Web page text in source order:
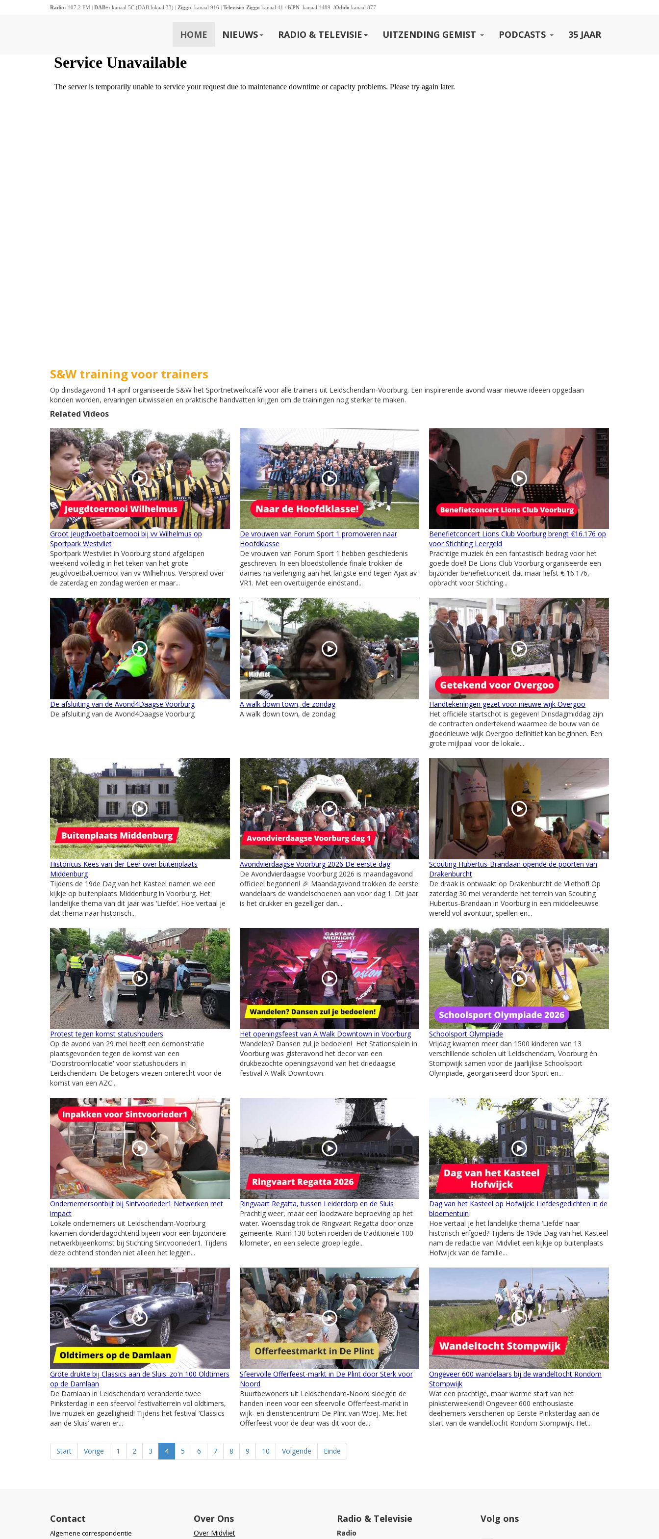
Radio: 107.2 FM | DAB+: kanaal 5C (DAB lokaal 33) | Ziggo kanaal 916 | Televisie: Ziggo kanaal 41 / KPN kanaal 1489 /Odido kanaal 877
HOME NIEUWS RADIO & TELEVISIE UITZENDING GEMIST PODCASTS 35 JAAR
S&W training voor trainers
Op dinsdagavond 14 april organiseerde S&W het Sportnetwerkcafé voor alle trainers uit Leidschendam‑Voorburg. Een inspirerende avond waar nieuwe ideeën opgedaan
konden worden, ervaringen uitwisselen en praktische handvatten krijgen om de trainingen nog sterker te maken.
Related Videos
Groot Jeugdvoetbaltoernooi bij vv Wilhelmus op
Sportpark Westvliet
Sportpark Westvliet in Voorburg stond afgelopen
weekend volledig in het teken van het grote
jeugdvoetbaltoernooi van vv Wilhelmus. Verspreid over
de zaterdag en zondag werden er maar...
De vrouwen van Forum Sport 1 promoveren naar
Hoofdklasse
De vrouwen van Forum Sport 1 hebben geschiedenis
geschreven. In een bloedstollende finale trokken de
dames na verlenging aan het langste eind tegen Ajax av
VR1. Met een overtuigende eindstand...
Benefietconcert Lions Club Voorburg brengt €16.176 op
voor Stichting Leergeld
Prachtige muziek én een fantastisch bedrag voor het
goede doel! De Lions Club Voorburg organiseerde een
bijzonder benefietconcert dat maar liefst € 16.176,-
opbracht voor Stichting...
De afsluiting van de Avond4Daagse Voorburg
De afsluiting van de Avond4Daagse Voorburg
A walk down town, de zondag
A walk down town, de zondag
Handtekeningen gezet voor nieuwe wijk Overgoo
Het officiële startschot is gegeven! Dinsdagmiddag zijn
de contracten ondertekend waarmee de bouw van de
gloednieuwe wijk Overgoo definitief kan beginnen. Een
grote mijlpaal voor de lokale...
Historicus Kees van der Leer over buitenplaats
Middenburg
Tijdens de 19de Dag van het Kasteel namen we een
kijkje op buitenplaats Middenburg in Voorburg. Het
landelijke thema van dit jaar was ‘Liefde’. Hoe vertaal je
dat thema naar historisch...
Avondvierdaagse Voorburg 2026 De eerste dag
De Avondvierdaagse Voorburg 2026 is maandagavond
officieel begonnen! 🎉 Maandagavond trokken de eerste
wandelaars de wandelschoenen aan voor dag 1. Dit jaar
is het drukker en gezelliger dan...
Scouting Hubertus-Brandaan opende de poorten van
Drakenburcht
De draak is ontwaakt op Drakenburcht de Vliethof! Op
zaterdag 30 mei veranderde het terrein van Scouting
Hubertus-Brandaan in Voorburg in een middeleeuwse
wereld vol avontuur, spellen en...
Protest tegen komst statushouders
Op de avond van 29 mei heeft een demonstratie
plaatsgevonden tegen de komst van een
'Doorstroomlocatie' voor statushouders in
Leidschendam. De betogers vrezen onterecht voor de
komst van een AZC...
Het openingsfeest van A Walk Downtown in Voorburg
Wandelen? Dansen zul je bedoelen! Het Stationsplein in
Voorburg was gisteravond het decor van een
drukbezochte openingsavond van het driedaagse
festival A Walk Downtown.
Schoolsport Olympiade
Vrijdag kwamen meer dan 1500 kinderen van 13
verschillende scholen uit Leidschendam, Voorburg én
Stompwijk samen voor de jaarlijkse Schoolsport
Olympiade, georganiseerd door Sport en...
Ondernemersontbijt bij Sintvoorieder1 Netwerken met
impact
Lokale ondernemers uit Leidschendam-Voorburg
kwamen donderdagochtend bijeen voor een bijzondere
netwerkbijeenkomst bij Stichting Sintvoorieder1. Tijdens
deze ochtend stonden niet alleen het leggen...
Ringvaart Regatta, tussen Leiderdorp en de Sluis
Prachtig weer, maar een loodzware beproeving op het
water. Woensdag trok de Ringvaart Regatta door onze
gemeente. Ruim 130 boten roeiden de traditionele 100
kilometer, en een selecte groep legde...
Dag van het Kasteel op Hofwijck: Liefdesgedichten in de
bloementuin
Hoe vertaal je het landelijke thema ‘Liefde’ naar
historisch erfgoed? Tijdens de 19de Dag van het Kasteel
nam de redactie van Midvliet een kijkje op buitenplaats
Hofwijck van de familie...
Grote drukte bij Classics aan de Sluis: zo'n 100 Oldtimers
op de Damlaan
De Damlaan in Leidschendam veranderde twee
Pinksterdag in een sfeervol festivalterrein vol oldtimers,
live muziek en gezelligheid! Tijdens het festival ‘Classics
aan de Sluis’ waren er...
Sfeervolle Offerfeest-markt in De Plint door Sterk voor
Noord
Buurtbewoners uit Leidschendam-Noord sloegen de
handen ineen voor een sfeervolle Offerfeest-markt in
wijk- en dienstencentrum De Plint van Woej. Met het
Offerfeest voor de deur was dit voor de...
Ongeveer 600 wandelaars bij de wandeltocht Rondom
Stompwijk
Wat een prachtige, maar warme start van het
pinksterweekend! Ongeveer 600 enthousiaste
deelnemers verschenen op Eerste Pinksterdag aan de
start van de wandeltocht Rondom Stompwijk. Het...
Start Vorige 1 2 3 4 5 6 7 8 9 10 Volgende Einde
Contact
Algemene correspondentie
Over Ons
Over Midvliet
Radio & Televisie
Radio
Volg ons